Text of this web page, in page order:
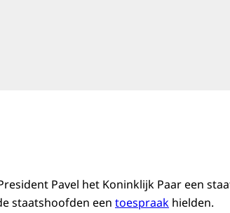
Pavel het Koninklijk Paar een
staatshoofden een toespraak hielden.